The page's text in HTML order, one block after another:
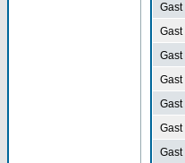
Gast
Gast
Gast
Gast
Gast
Gast
Gast